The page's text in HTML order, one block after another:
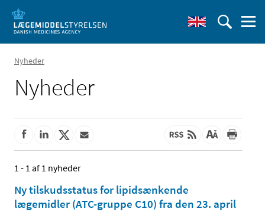
Nyheder
Nyheder
1 - 1 af 1 nyheder
Ny tilskudsstatus for lipidsænkende
lægemidler (ATC-gruppe C10) fra den 23. april